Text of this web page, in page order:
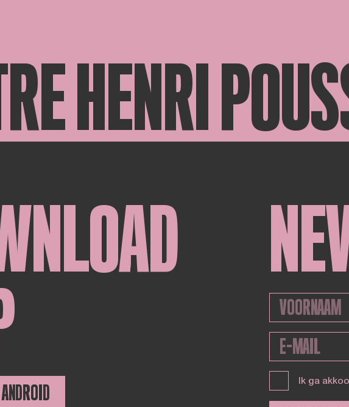
HENRI
ANDROID
Ik ga